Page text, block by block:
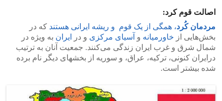
اصالت قوم کرد:
مردمان کُرد، همگی از یک قوم و ریشه ایرانی هستند که در
بخش‌هایی از خاورمیانه و آسیای مرکزی و در ایران به ویژه در
شمال شرق و غرب ایران زندگی می‌کنند. جمعیت آنان به ترتیب
درایران کنونی، ترکیه، عراق، و سوریه از بخشهای دیگر نام برده
شده بیشتر است.